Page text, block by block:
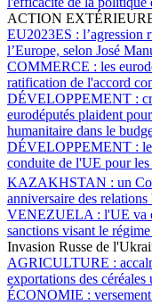
ACTION
EU2023ES : l’agression
l’Europe, selon José
COMMERCE : les
ratification de l'accord
DÉVELOPPEMENT :
eurodéputés plaident
humanitaire dans le
DÉVELOPPEMENT :
conduite de l'UE pour
KAZAKHSTAN : un
anniversaire des
VENEZUELA : l'UE va
sanctions visant le
Invasion Russe de
AGRICULTURE :
exportations des céréales
ÉCONOMIE :